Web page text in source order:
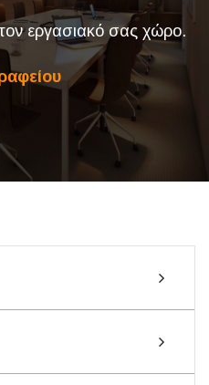
εργασιακό σας χώρο.